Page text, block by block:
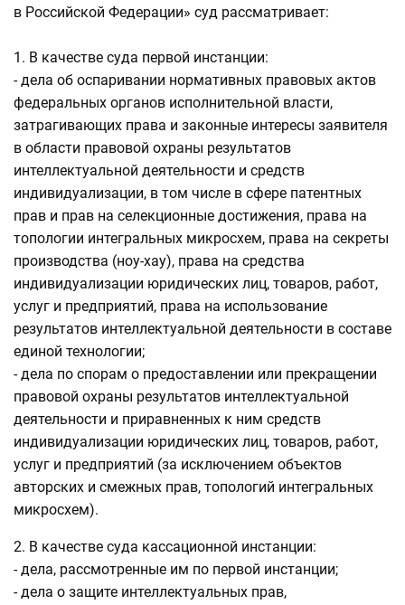
в Российской Федерации» суд рассматривает:
1. В качестве суда первой инстанции:
- дела об оспаривании нормативных правовых актов
федеральных органов исполнительной власти,
затрагивающих права и законные интересы заявителя
в области правовой охраны результатов
интеллектуальной деятельности и средств
индивидуализации, в том числе в сфере патентных
прав и прав на селекционные достижения, права на
топологии интегральных микросхем, права на секреты
производства (ноу-хау), права на средства
индивидуализации юридических лиц, товаров, работ,
услуг и предприятий, права на использование
результатов интеллектуальной деятельности в составе
единой технологии;
- дела по спорам о предоставлении или прекращении
правовой охраны результатов интеллектуальной
деятельности и приравненных к ним средств
индивидуализации юридических лиц, товаров, работ,
услуг и предприятий (за исключением объектов
авторских и смежных прав, топологий интегральных
микросхем).
2. В качестве суда кассационной инстанции:
- дела, рассмотренные им по первой инстанции;
- дела о защите интеллектуальных прав,